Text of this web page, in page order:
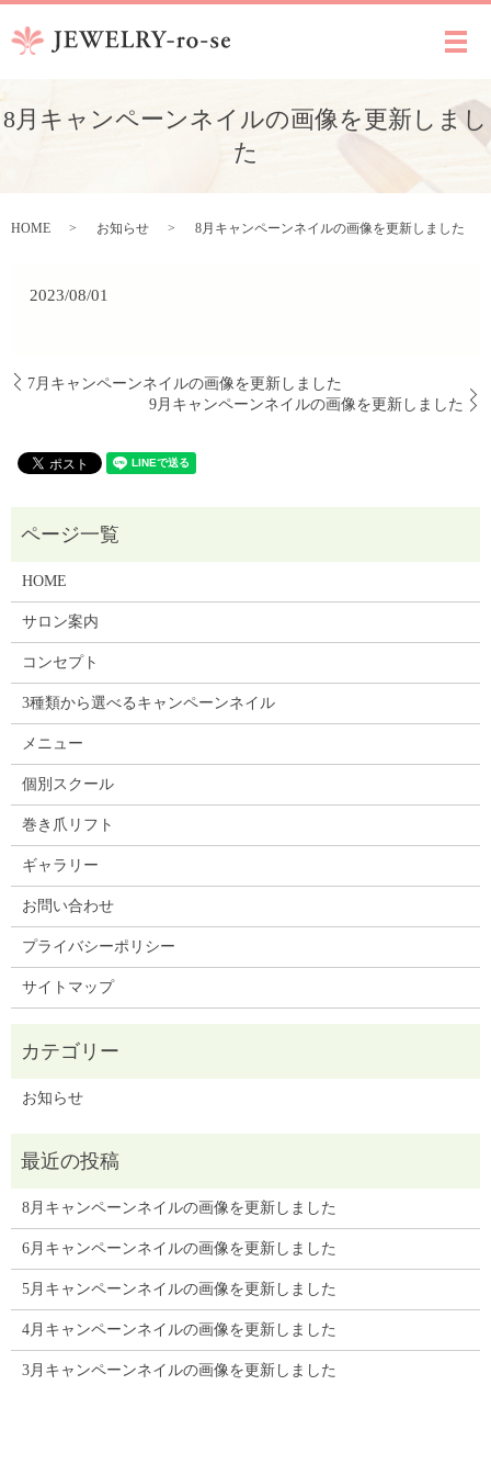
メ
8月キャンペーンネイルの画像を更新しまし
た
HOME お知らせ 8月キャンペーンネイルの画像を更新しました
2023/08/01
7月キャンペーンネイルの画像を更新しました
9月キャンペーンネイルの画像を更新しました
HOME
サロン案内
コンセプト
3種類から選べるキャンペーンネイル
メニュー
個別スクール
巻き爪リフト
ギャラリー
お問い合わせ
プライバシーポリシー
サイトマップ
お知らせ
8月キャンペーンネイルの画像を更新しました
6月キャンペーンネイルの画像を更新しました
5月キャンペーンネイルの画像を更新しました
4月キャンペーンネイルの画像を更新しました
3月キャンペーンネイルの画像を更新しました